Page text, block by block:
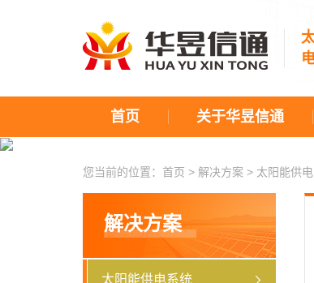
首页 关于华昱信通
您当前的位置： 首页 > 解决方案 > 太阳能供
解决方案
太阳能供电系统